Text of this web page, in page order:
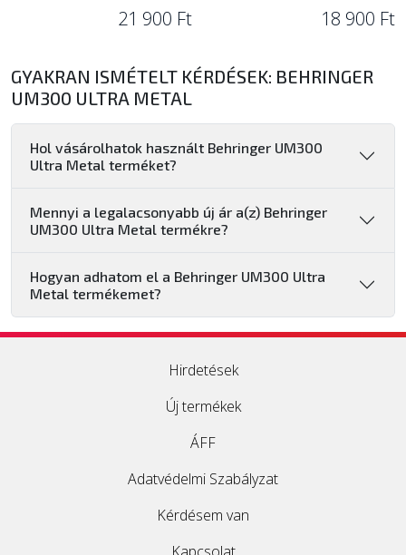
21 900 Ft 18 900 Ft
GYAKRAN ISMÉTELT KÉRDÉSEK: BEHRINGER
UM300 ULTRA METAL
Hol vásárolhatok használt Behringer UM300
Ultra Metal terméket?
Mennyi a legalacsonyabb új ár a(z) Behringer
UM300 Ultra Metal termékre?
Hogyan adhatom el a Behringer UM300 Ultra
Metal termékemet?
Hirdetések
Új termékek
ÁFF
Adatvédelmi Szabályzat
Kérdésem van